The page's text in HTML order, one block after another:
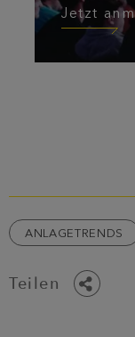
Jetzt
ANLAGETRENDS
Teilen